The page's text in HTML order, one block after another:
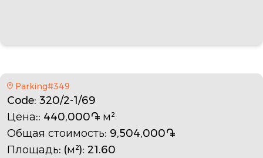
Parking#349
Code: 320/2-1/69
Цена:: 440,000֏ м²
Общая стоимость: 9,504,000֏
Площадь: (м²): 21.60